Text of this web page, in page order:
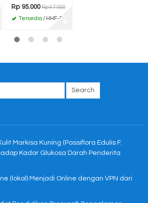
Rp 95.000 Rp 97.000
Tersedia / HHF-55
Markisa Kuning (Passiflora Edulis F.
Kadar Glukosa Darah Penderita
(lokal) Menjadi Online dengan VPN dari